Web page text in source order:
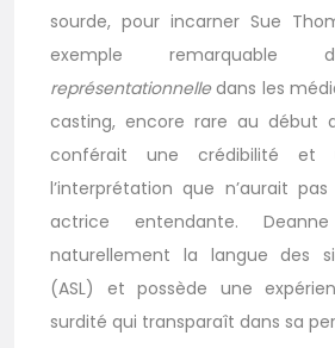
sourde, pour incarner Sue
exemple
représentationnelledans les
casting, encore rare au début
conférait une crédibilité et
l’interprétation que n’aurait
actrice entendante.
naturellement la langue des
(ASL) et possède une
surdité qui transparaît dans sa